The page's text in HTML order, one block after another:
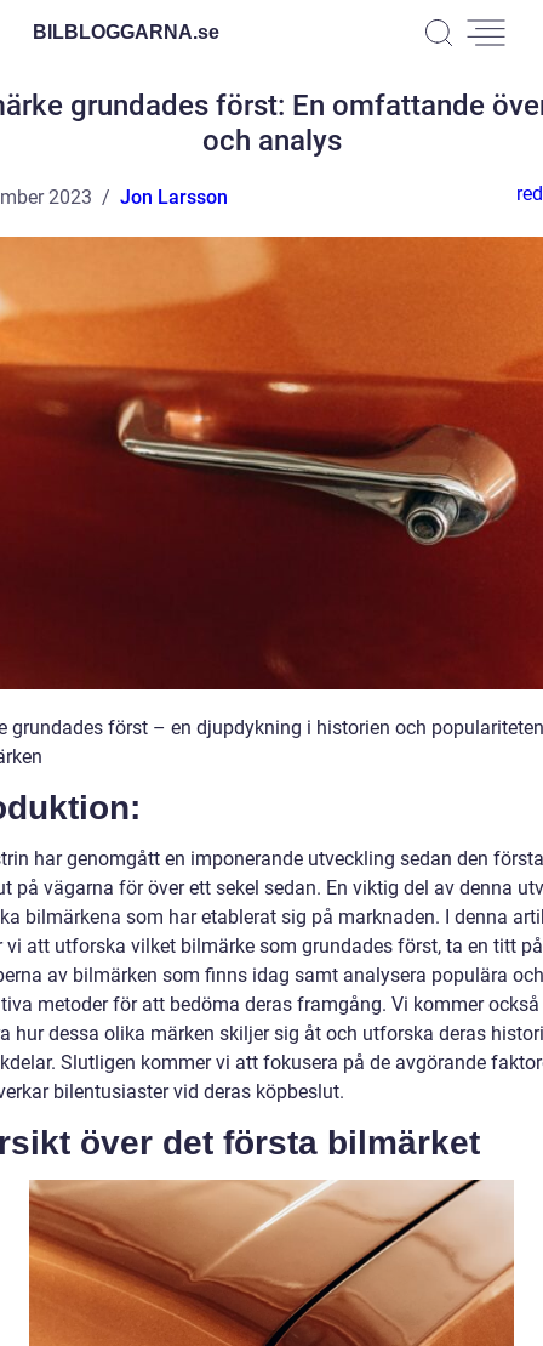
BILBLOGGARNA.se
grundades först: En omfattande
och analys
2023 Jon Larsson
grundades först – en djupdykning i historien och
har genomgått en imponerande utveckling sedan den
på vägarna för över ett sekel sedan. En viktig del av denna
bilmärkena som har etablerat sig på marknaden. I denna
vi att utforska vilket bilmärke som grundades först, ta en titt
av bilmärken som finns idag samt analysera populära och
metoder för att bedöma deras framgång. Vi kommer
hur dessa olika märken skiljer sig åt och utforska deras
Slutligen kommer vi att fokusera på de avgörande
bilentusiaster vid deras köpbeslut.
över det första bilmärket